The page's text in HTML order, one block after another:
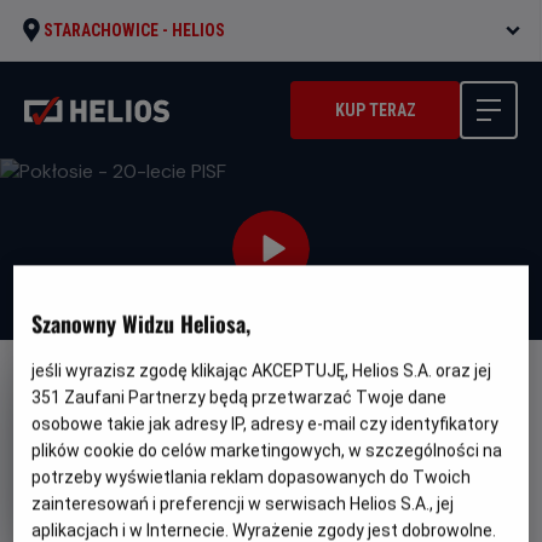
STARACHOWICE - HELIOS
KUP TERAZ
FILM POLSKI
Pokłosie - 20-lecie PISF
Oryginalny
tytuł
Pokłosie Gatunek
Dramat
Minimalny
wiek
Od 15 lat
Czas
trwania
102 min
Kraj
rok
Polska
Szanowny Widzu Heliosa,
jeśli wyrazisz zgodę klikając AKCEPTUJĘ, Helios S.A. oraz jej
351 Zaufani Partnerzy będą przetwarzać Twoje dane
osobowe takie jak adresy IP, adresy e-mail czy identyfikatory
plików cookie do celów marketingowych, w szczególności na
potrzeby wyświetlania reklam dopasowanych do Twoich
zainteresowań i preferencji w serwisach Helios S.A., jej
aplikacjach i w Internecie. Wyrażenie zgody jest dobrowolne.